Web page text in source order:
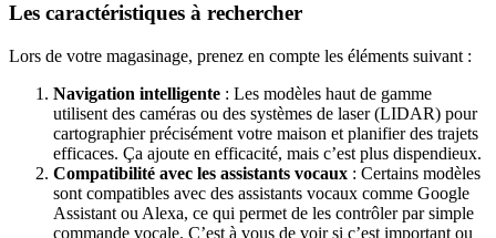
Les caractéristiques à rechercher
Lors de votre magasinage, prenez en compte les éléments suivant :
Navigation intelligente : Les modèles haut de gamme
utilisent des caméras ou des systèmes de laser (LIDAR) pour
cartographier précisément votre maison et planifier des trajets
efficaces. Ça ajoute en efficacité, mais c’est plus dispendieux.
Compatibilité avec les assistants vocaux : Certains modèles
sont compatibles avec des assistants vocaux comme Google
Assistant ou Alexa, ce qui permet de les contrôler par simple
commande vocale. C’est à vous de voir si c’est important ou